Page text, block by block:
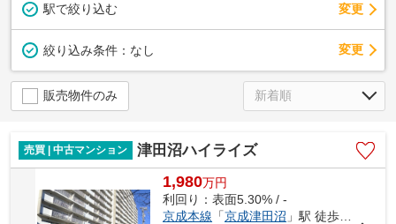
駅で絞り込む 変更
絞り込み条件： なし 変更
販売物件のみ
売買 | 中古マンション 津田沼ハイライズ
1,980万円
利回り：表面5.30% / -
京成本線 「京成津田沼 」駅 徒歩4分